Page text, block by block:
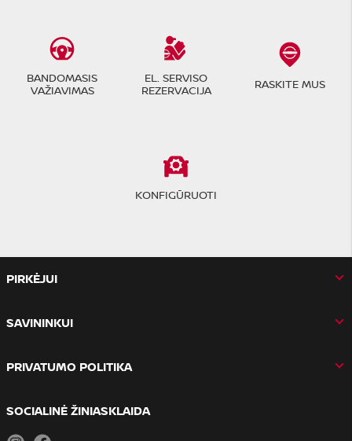
BANDOMASIS
VAŽIAVIMAS
EL. SERVISO
REZERVACIJA
RASKITE MUS
KONFIGŪRUOTI
PIRKĖJUI
SAVININKUI
PRIVATUMO POLITIKA
SOCIALINĖ ŽINIASKLAIDA